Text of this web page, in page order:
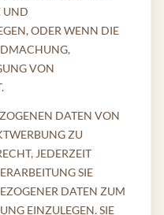
UND
ODER WENN DIE
VON
DATEN VON
ZU
JEDERZEIT
SIE
DATEN ZUM
EINZULEGEN. SIE